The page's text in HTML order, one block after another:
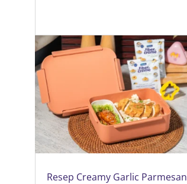
Resep Creamy Garlic Parmesan